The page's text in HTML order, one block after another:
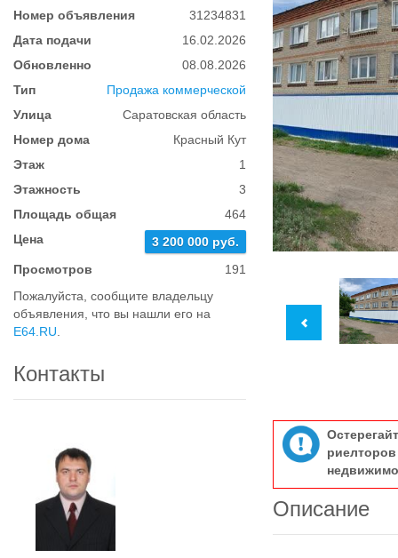
Номер объявления
31234831
Дата подачи
16.02.2026
Обновленно
08.08.2026
Тип
Продажа коммерческой
Улица
Саратовская область
Номер дома
Красный Кут
Этаж
1
Этажность
3
Площадь общая
464
Цена
3 200 000 руб.
Просмотров
191
Пожалуйста, сообщите владельцу
объявления, что вы нашли его на
E64.RU
Контакты
Описание